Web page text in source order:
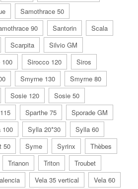
Samothrace 50
90 Santorin
Scala
Scarpita
Silvio GM
Sirocco 120
Siros
Smyrne 130
Smyrne 80
Sosie 120
Sosie 50
Sparthe 75
Sporade GM
100 Sylla 20*30
Sylla 60
50 Syme Syrinx
Thèbes
Trianon Triton
Troubet
Vela 35 vertical
Vela 60